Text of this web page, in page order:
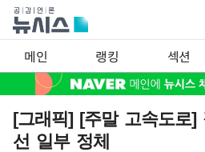
메인 랭킹 섹션
[그래픽] [주말 고속도로]
선 일부 정체